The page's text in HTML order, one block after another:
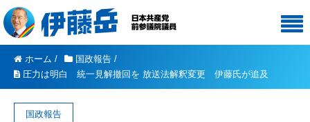
ホーム / 国政報告 /
圧力は明白 統一見解撤回を 放送法解釈変更 伊藤氏が追及
国政報告